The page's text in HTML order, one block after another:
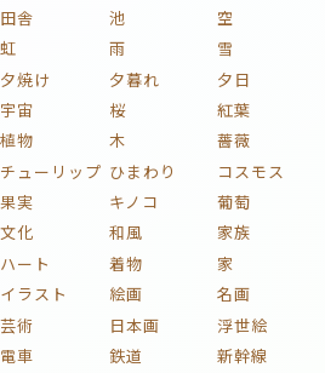
田舎
池 空
虹
雨 雪
夕焼け
夕暮れ 夕日
宇宙
桜 紅葉
植物
木 薔薇
チューリップ ひまわり コスモス
果実
キノコ 葡萄
文化
和風 家族
ハート
着物 家
イラスト
絵画 名画
芸術
日本画 浮世絵
電車
鉄道 新幹線